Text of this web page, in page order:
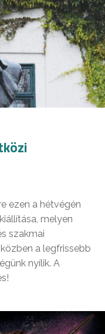
ezen a hétvégén
melyen
szakmai
a legfrissebb
nyílik. A